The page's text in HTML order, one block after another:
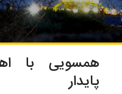
همسویی با
پایدار